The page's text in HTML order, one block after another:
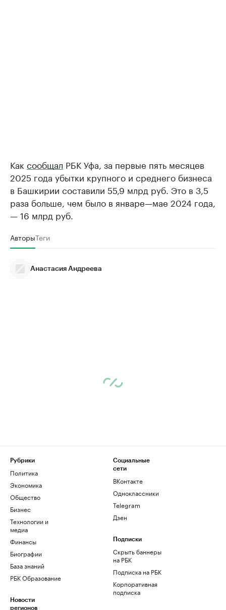
Как сообщал РБК Уфа, за первые пять месяцев
2025 года убытки крупного и среднего бизнеса
в Башкирии составили 55,9 млрд руб. Это в 3,5
раза больше, чем было в январе—мае 2024 года,
— 16 млрд руб.
АвторыТеги
Анастасия Андреева
Рубрики
Политика
Экономика
Общество
Бизнес
Технологии и
медиа
Финансы
Биографии
База знаний
РБК Образование
Новости
регионов
Социальные
сети
ВКонтакте
Одноклассники
Telegram
Дзен
Подписки
Скрыть баннеры
на РБК
Подписка на РБК
Корпоративная
подписка